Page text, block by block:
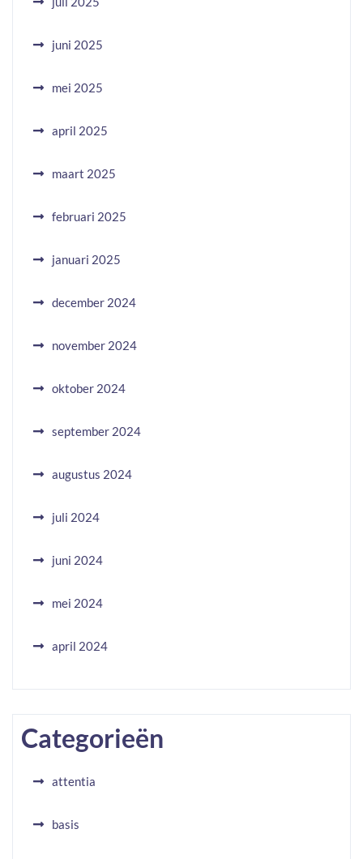
juni 2025
mei 2025
april 2025
maart 2025
februari 2025
januari 2025
december 2024
november 2024
oktober 2024
september 2024
augustus 2024
juli 2024
juni 2024
mei 2024
april 2024
Categorieën
attentia
basis